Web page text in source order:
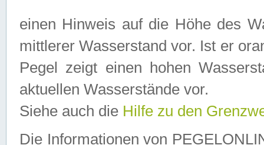
einen Hinweis auf die Höhe des
mittlerer Wasserstand vor. Ist er
Pegel zeigt einen hohen
aktuellen Wasserstände vor.
Siehe auch die Hilfe zu den
Die Informationen von